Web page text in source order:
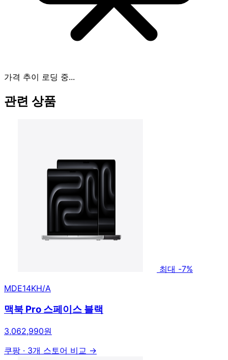
가격 추이 로딩 중...
관련 상품
최대 -7%
MDE14KH/A
맥북 Pro 스페이스 블랙
3,062,990원
쿠팡 · 3개 스토어 비교 →